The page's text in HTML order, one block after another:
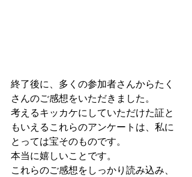
終了後に、多くの参加者さんからたく
さんのご感想をいただきました。
考えるキッカケにしていただけた証と
もいえるこれらのアンケートは、私に
とっては宝そのものです。
本当に嬉しいことです。
これらのご感想をしっかり読み込み、